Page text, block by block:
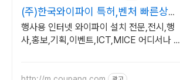
(주)한국와이파이 특허,벤처 빠른상담
가능
행사용 인터넷 와이파이 설치 전문,전시,행
사,홍보,기획,이벤트,ICT,MICE 어디서나 끊